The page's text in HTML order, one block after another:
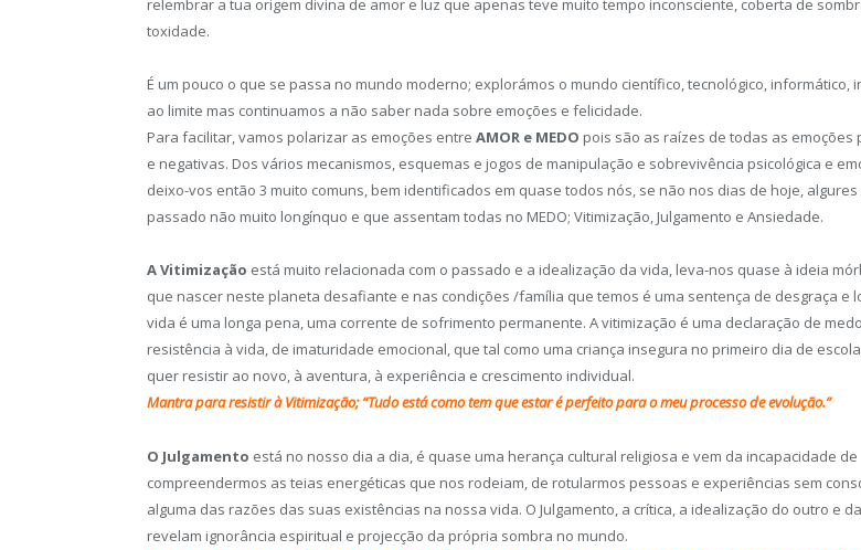
relembrar a tua origem divina de amor e luz que apenas teve muito tempo inconsciente, coberta de
toxidade.
É um pouco o que se passa no mundo moderno; explorámos o mundo científico, tecnológico, informático,
ao limite mas continuamos a não saber nada sobre emoções e felicidade.
Para facilitar, vamos polarizar as emoções entre AMOR e MEDO pois são as raízes de todas as emoções
e negativas. Dos vários mecanismos, esquemas e jogos de manipulação e sobrevivência psicológica e
deixo-vos então 3 muito comuns, bem identificados em quase todos nós, se não nos dias de hoje, algures
passado não muito longínquo e que assentam todas no MEDO; Vitimização, Julgamento e Ansiedade.
A Vitimização está muito relacionada com o passado e a idealização da vida, leva-nos quase à ideia
que nascer neste planeta desafiante e nas condições /família que temos é uma sentença de desgraça e
vida é uma longa pena, uma corrente de sofrimento permanente. A vitimização é uma declaração de
resistência à vida, de imaturidade emocional, que tal como uma criança insegura no primeiro dia de
quer resistir ao novo, à aventura, à experiência e crescimento individual.
Mantra para resistir à Vitimização; “Tudo está como tem que estar é perfeito para o meu processo de evolução.”
O Julgamento está no nosso dia a dia, é quase uma herança cultural religiosa e vem da incapacidade de
compreendermos as teias energéticas que nos rodeiam, de rotularmos pessoas e experiências sem
alguma das razões das suas existências na nossa vida. O Julgamento, a crítica, a idealização do outro e
revelam ignorância espiritual e projecção da própria sombra no mundo.